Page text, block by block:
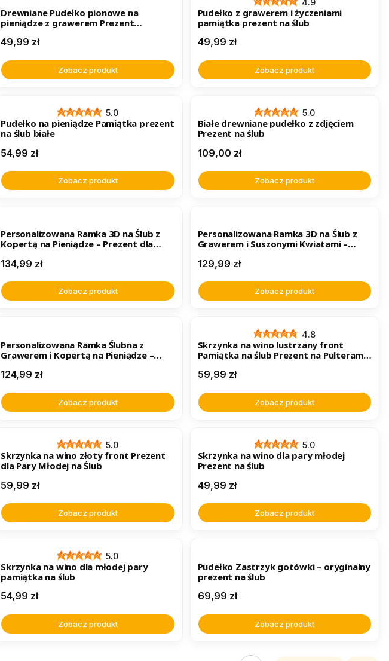
Drewniane Pudełko pionowe na
pieniądze z grawerem Prezent
Cena
49,99 zł
Zobacz produkt
Pudełko z grawerem i życzeniami
pamiątka prezent na ślub
Cena
49,99 zł
Zobacz produkt
5.0
Pudełko na pieniądze Pamiątka prezent
na ślub białe
Cena
54,99 zł
Zobacz produkt
5.0
Białe drewniane pudełko z zdjęciem
Prezent na ślub
Cena
109,00 zł
Zobacz produkt
Personalizowana Ramka 3D na Ślub z
Kopertą na Pieniądze – Prezent dla
Cena
134,99 zł
Zobacz produkt
Personalizowana Ramka 3D na Ślub z
Grawerem i Suszonymi Kwiatami –
Cena
129,99 zł
Zobacz produkt
Personalizowana Ramka Ślubna z
Grawerem i Kopertą na Pieniądze –
Cena
124,99 zł
Zobacz produkt
4.8
Skrzynka na wino lustrzany front
Pamiątka na ślub Prezent na Pulteram
Cena
59,99 zł
Zobacz produkt
5.0
Skrzynka na wino złoty front Prezent
dla Pary Młodej na Ślub
Cena
59,99 zł
Zobacz produkt
5.0
Skrzynka na wino dla pary młodej
Prezent na ślub
Cena
49,99 zł
Zobacz produkt
5.0
Skrzynka na wino dla młodej pary
pamiątka na ślub
Cena
54,99 zł
Zobacz produkt
Pudełko Zastrzyk gotówki – oryginalny
prezent na ślub
Cena
69,99 zł
Zobacz produkt